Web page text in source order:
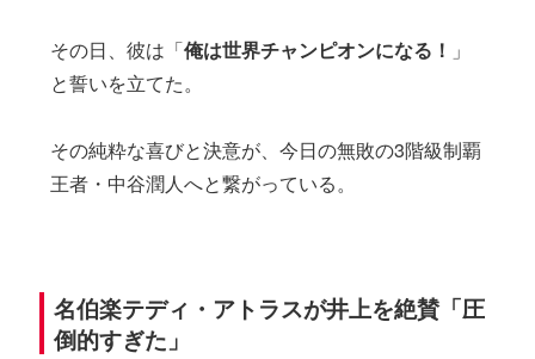
その日、彼は「俺は世界チャンピオンになる！ 」
と誓いを立てた。
その純粋な喜びと決意が、今日の無敗の3階級制覇
王者・中谷潤人へと繋がっている。
名伯楽テディ・アトラスが井上を絶賛「圧
倒的すぎた」